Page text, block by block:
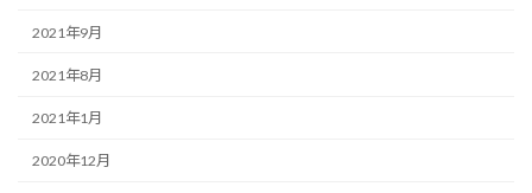
2021年9月
2021年8月
2021年1月
2020年12月